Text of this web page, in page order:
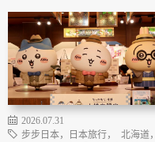
2026.07.31
步步日本，日本旅行， 北海道，